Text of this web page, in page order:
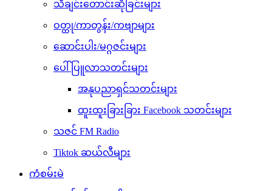
သီချင်းတောင်းဆိုခြင်းများ
ဝတ္ထု/ကာတွန်း/ကဗျာများ
ဆောင်းပါး/မဂ္ဂဇင်းများ
ပေါ်ပြူလာသတင်းများ
အနုပညာရှင်သတင်းများ
ထူးထူးခြားခြား Facebook သတင်းများ
သဇင် FM Radio
Tiktok ဆယ်လီများ
ကံစမ်းမဲ